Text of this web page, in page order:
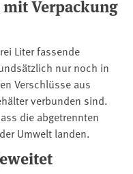
Verpackung
Liter fassende
nur noch in
Verschlüsse aus
verbunden sind.
die abgetrennten
Umwelt landen.